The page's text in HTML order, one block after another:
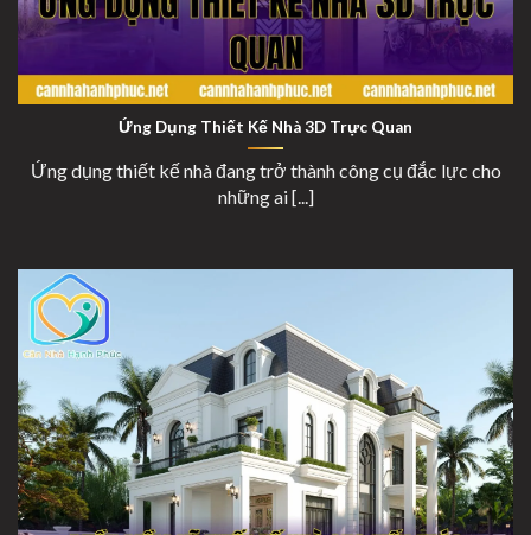
Ứng Dụng Thiết Kế Nhà 3D Trực Quan
Ứng Dụng Thiết Kế Nhà 3D Trực Quan
Ứng dụng thiết kế nhà đang trở thành công cụ đắc lực cho
những ai [...]